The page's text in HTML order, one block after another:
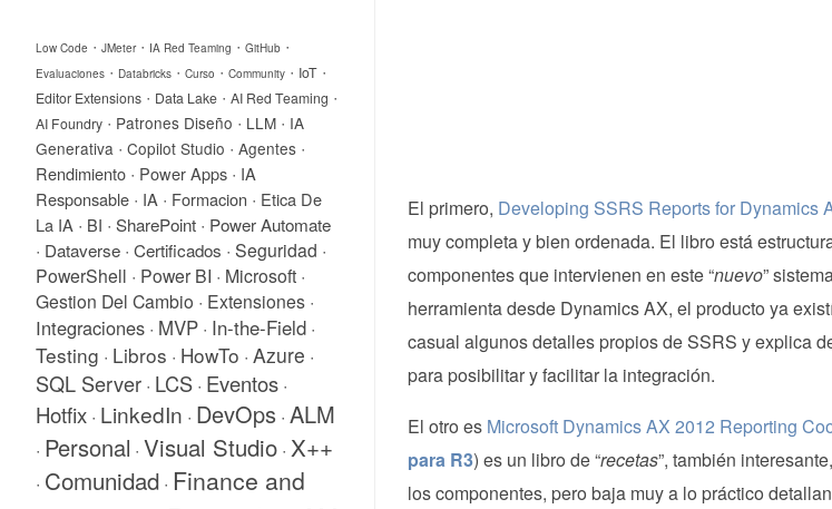
Low Code · JMeter · IA Red Teaming · GitHub ·
Evaluaciones · Databricks · Curso · Community · IoT ·
Editor Extensions · Data Lake · AI Red Teaming ·
AI Foundry · Patrones Diseño · LLM · IA
Generativa · Copilot Studio · Agentes ·
Rendimiento · Power Apps · IA
Responsable · IA · Formacion · Etica De
La IA · BI · SharePoint · Power Automate
· Dataverse · Certificados · Seguridad ·
PowerShell · Power BI · Microsoft ·
Gestion Del Cambio · Extensiones ·
Integraciones · MVP · In-the-Field ·
Testing · Libros · HowTo · Azure ·
SQL Server · LCS · Eventos ·
Hotfix · LinkedIn · DevOps · ALM
· Personal · Visual Studio · X++
· Comunidad · Finance and
El primero, Developing SSRS Reports for Dynamics
muy completa y bien ordenada. El libro está
componentes que intervienen en este “nuevo”
herramienta desde Dynamics AX, el producto ya
casual algunos detalles propios de SSRS y explica
para posibilitar y facilitar la integración.
El otro es Microsoft Dynamics AX 2012 Reporting
para R3) es un libro de “recetas”, también
los componentes, pero baja muy a lo práctico